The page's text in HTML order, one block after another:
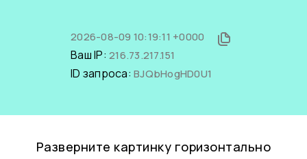
2026-08-09 10:19:11 +0000
Ваш IP: 216.73.217.151
ID запроса: BJQbHogHD0U1
Разверните картинку горизонтально